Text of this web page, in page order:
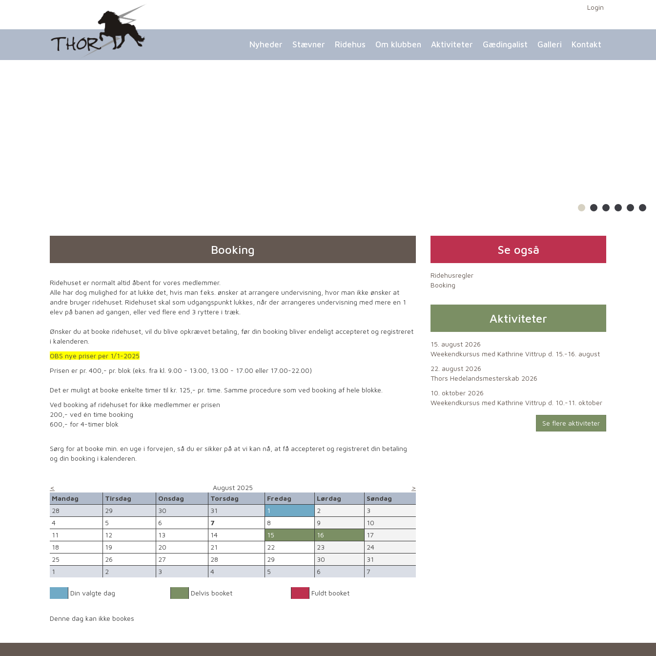
Login
Nyheder Stævner Ridehus Om klubben Aktiviteter Gædingalist Galleri Kontakt
Booking
Ridehuset er normalt altid åbent for vores medlemmer.
Alle har dog mulighed for at lukke det, hvis man f.eks. ønsker at arrangere undervisning, hvor man ikke ønsker at
andre bruger ridehuset. Ridehuset skal som udgangspunkt lukkes, når der arrangeres undervisning med mere en 1
elev på banen ad gangen, eller ved flere end 3 ryttere i træk.
Ønsker du at booke ridehuset, vil du blive opkrævet betaling, før din booking bliver endeligt accepteret og registreret
i kalenderen.
OBS nye priser per 1/1-2025
Prisen er pr. 400,- pr. blok (eks. fra kl. 9.00 - 13.00, 13.00 - 17.00 eller 17.00-22.00)
Det er muligt at booke enkelte timer til kr. 125,- pr. time. Samme procedure som ved booking af hele blokke.
Ved booking af ridehuset for ikke medlemmer er prisen
200,- ved én time booking
600,- for 4-timer blok
Sørg for at booke min. en uge i forvejen, så du er sikker på at vi kan nå, at få accepteret og registreret din betaling
og din booking i kalenderen.
< August 2025
>
Mandag
Tirsdag Onsdag Torsdag Fredag Lørdag
Søndag
28
29 30 31 1 2
3
4
5 6 7 8 9
10
11
12 13 14 15 16
17
18
19 20 21 22 23
24
25
26 27 28 29 30
31
1
2 3 4 5 6 7
Din valgte dag Delvis booket Fuldt booket
Denne dag kan ikke bookes
Se også
Ridehusregler
Booking
Aktiviteter
15. august 2026
Weekendkursus med Kathrine Vittrup d. 15.-16. august
22. august 2026
Thors Hedelandsmesterskab 2026
10. oktober 2026
Weekendkursus med Kathrine Vittrup d. 10.-11. oktober
Se flere aktiviteter